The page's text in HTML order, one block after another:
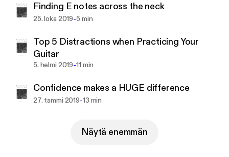
Finding E notes across the neck
25. loka 2019-5 min
Top 5 Distractions when Practicing Your
Guitar
5. helmi 2019-11 min
Confidence makes a HUGE difference
27. tammi 2019-13 min
Näytä enemmän